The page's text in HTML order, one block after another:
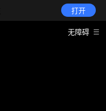
打开
无障碍